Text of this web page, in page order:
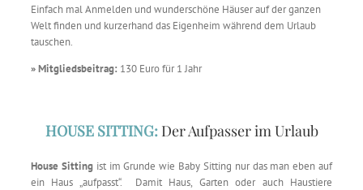
Einfach mal Anmelden und wunderschöne Häuser auf der ganzen
Welt finden und kurzerhand das Eigenheim während dem Urlaub
tauschen.
» Mitgliedsbeitrag: 130 Euro für 1 Jahr
HOUSE SITTING:Der Aufpasser im Urlaub
House Sittingist im Grunde wie Baby Sitting nur das man eben auf
ein Haus „aufpasst“. Damit Haus, Garten oder auch Haustiere